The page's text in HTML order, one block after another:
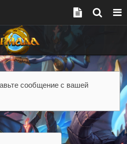
сообщение с вашей